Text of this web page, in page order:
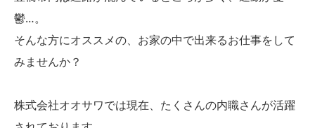
鬱…。
そんな方にオススメの、お家の中で出来るお仕事をして
みませんか？
株式会社オオサワでは現在、たくさんの内職さんが活躍